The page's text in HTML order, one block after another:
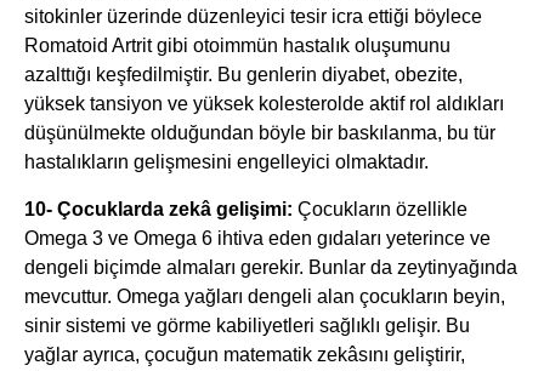
sitokinler üzerinde düzenleyici tesir icra ettiği böylece
Romatoid Artrit gibi otoimmün hastalık oluşumunu
azalttığı keşfedilmiştir. Bu genlerin diyabet, obezite,
yüksek tansiyon ve yüksek kolesterolde aktif rol aldıkları
düşünülmekte olduğundan böyle bir baskılanma, bu tür
hastalıkların gelişmesini engelleyici olmaktadır.
10- Çocuklarda zekâ gelişimi: Çocukların özellikle
Omega 3 ve Omega 6 ihtiva eden gıdaları yeterince ve
dengeli biçimde almaları gerekir. Bunlar da zeytinyağında
mevcuttur. Omega yağları dengeli alan çocukların beyin,
sinir sistemi ve görme kabiliyetleri sağlıklı gelişir. Bu
yağlar ayrıca, çocuğun matematik zekâsını geliştirir,